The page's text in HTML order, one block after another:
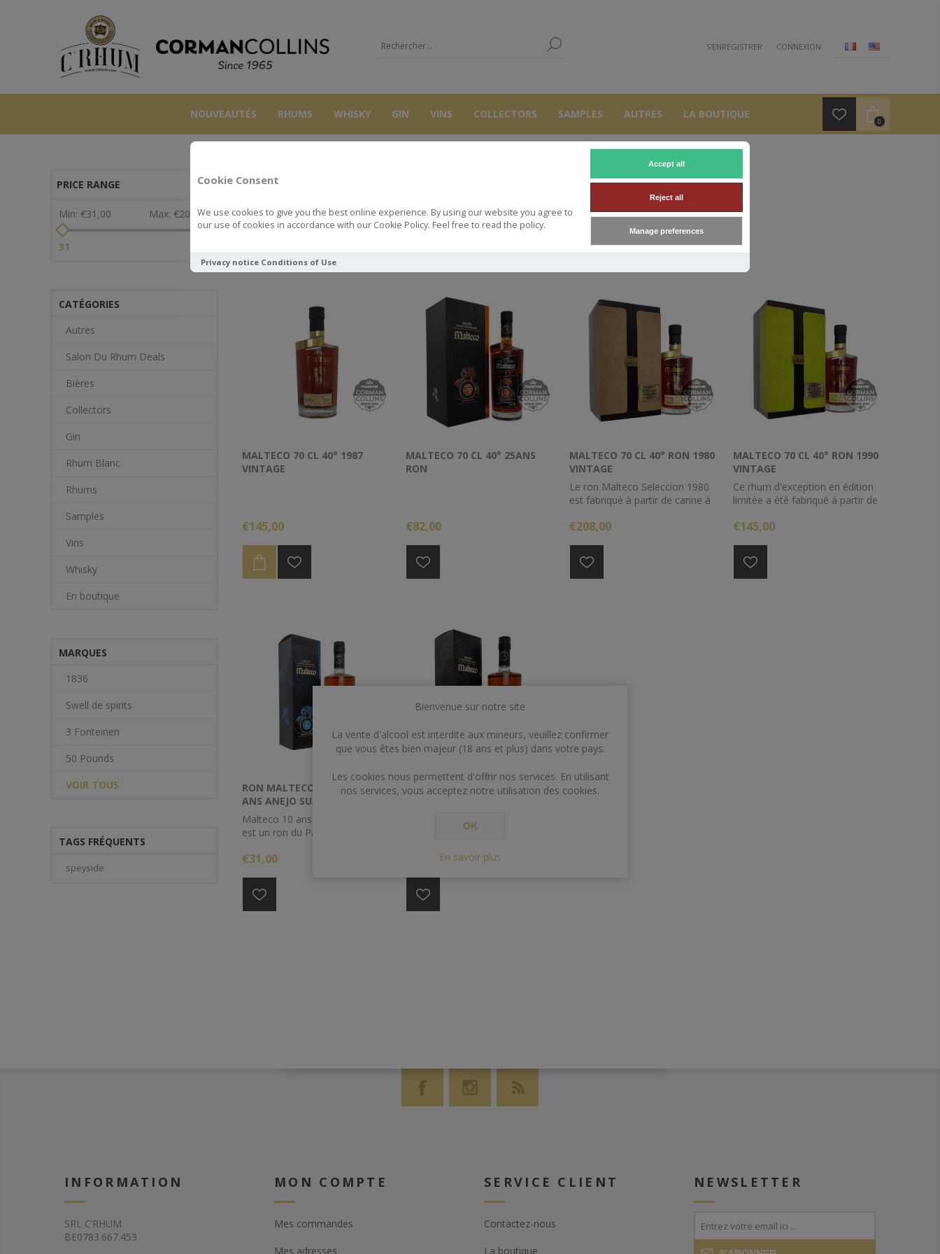
Cookie Consent
We use cookies to give you the best online experience. By using our website you agree to
our use of cookies in accordance with our Cookie Policy. Feel free to read the policy.
Accept all
Reject all
Manage preferences
Privacy notice Conditions of Use
S'ENREGISTRER CONNEXION
NOUVEAUTÉS RHUMS WHISKY GIN VINS COLLECTORS SAMPLES AUTRES LA BOUTIQUE
0
MALTECO
MALTECO 70 CL 40° 1987
VINTAGE
€145,00
MALTECO 70 CL 40° 25ANS
RON
€82,00
MALTECO 70 CL 40° RON 1980
VINTAGE
Le ron Malteco Seleccion 1980
est fabriqué à partir de canne à
alambic à colonne. Il a ensuite
anciens fûts de bourbons avant
d'être embouteillé en 2017.
€208,00
MALTECO 70 CL 40° RON 1990
VINTAGE
Ce rhum d'exception en édition
limitée a été fabriqué à partir de
dans un alambic à colonne selon
Selección 1990 est vieilli pendant
27 ans dans des fûts ayant
contenu du bourbon avant d'être
€145,00
RON MALTECO 70CL 40.5° 10
ANS ANEJO SUAVE
Malteco 10 ans Reserva Aneja
est un ron du Panama, un pays
paysages absolument
d'eau permettent une intense
activité agricole. Les plantations
de canne à sucre, la matière
€31,00
RON MALTECO 70CL 40°
15ANS RON
€39,00
PRICE RANGE
Min: €31,00 Max: €208,00
31
CATÉGORIES
Autres
Salon Du Rhum Deals
Bières
Collectors
Gin
Rhum Blanc
Rhums
Samples
Vins
Whisky
En boutique
MARQUES
1836
Swell de spirits
3 Fonteinen
50 Pounds
VOIR TOUS
TAGS FRÉQUENTS
speyside
INFORMATION
SRL C’RHUM
BE0783.667.453
MON COMPTE
Mes commandes
Mes adresses
SERVICE CLIENT
Contactez-nous
La boutique
NEWSLETTER
Bienvenue sur notre site
La vente d'alcool est interdite aux mineurs, veuillez confirmer
que vous êtes bien majeur (18 ans et plus) dans votre pays.
Les cookies nous permettent d'offrir nos services. En utilisant
nos services, vous acceptez notre utilisation des cookies.
OK
En savoir plus